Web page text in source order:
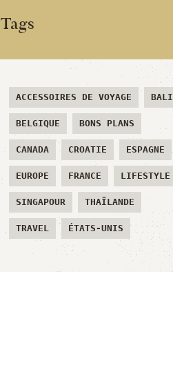
Tags
ACCESSOIRES DE VOYAGE BALI
BELGIQUE BONS PLANS
CANADA CROATIE ESPAGNE
EUROPE FRANCE LIFESTYLE
SINGAPOUR THAÏLANDE
TRAVEL ÉTATS-UNIS